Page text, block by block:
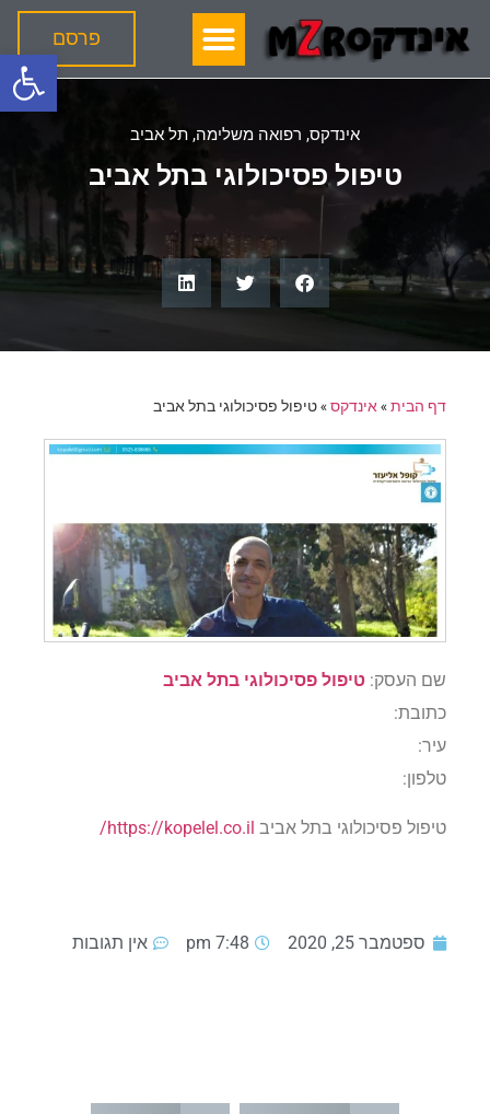
פרסם
אינדקס, רפואה משלימה, תל אביב
טיפול פסיכולוגי בתל אביב
דף הבית»אינדקס»טיפול פסיכולוגי בתל אביב
שם העסק: טיפול פסיכולוגי בתל אביב
כתובת:
עיר:
טלפון:
טיפול פסיכולוגי בתל אביב https://kopelel.co.il/
ספטמבר 25, 2020 7:48 pm אין תגובות